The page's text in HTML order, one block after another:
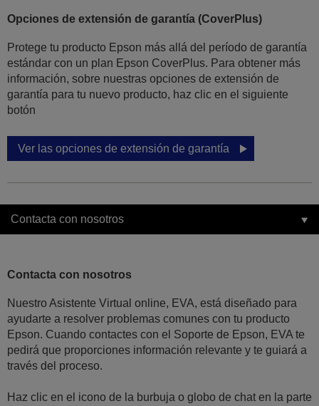
Opciones de extensión de garantía (CoverPlus)
Protege tu producto Epson más allá del período de garantía
estándar con un plan Epson CoverPlus. Para obtener más
información, sobre nuestras opciones de extensión de
garantía para tu nuevo producto, haz clic en el siguiente
botón
Ver las opciones de extensión de garantía
Contacta con nosotros
Contacta con nosotros
Nuestro Asistente Virtual online, EVA, está diseñado para
ayudarte a resolver problemas comunes con tu producto
Epson. Cuando contactes con el Soporte de Epson, EVA te
pedirá que proporciones información relevante y te guiará a
través del proceso.
Haz clic en el icono de la burbuja o globo de chat en la parte